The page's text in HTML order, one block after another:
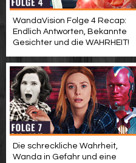
WandaVision Folge 4 Recap:
Endlich Antworten, Bekannte
Gesichter und die WAHRHEIT!
Die schreckliche Wahrheit,
Wanda in Gefahr und eine